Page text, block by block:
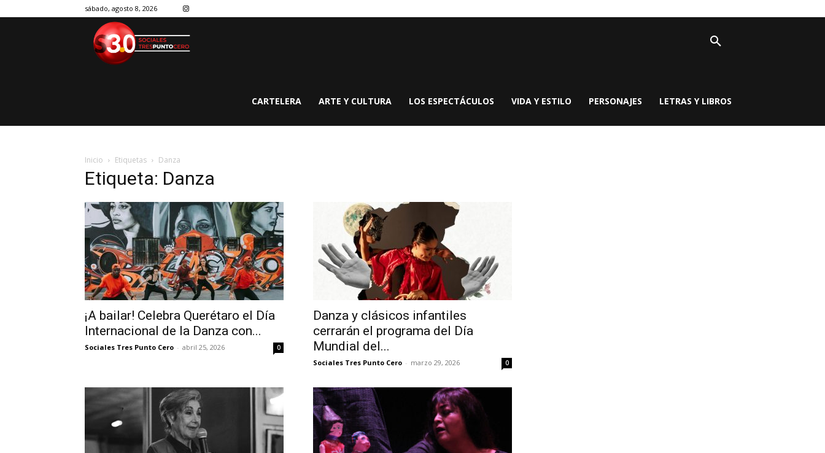
sábado, agosto 8, 2026
CARTELERA ARTE Y CULTURA LOS ESPECTÁCULOS VIDA Y ESTILO PERSONAJES LETRAS Y LIBROS
Inicio Etiquetas Danza
Etiqueta: Danza
¡A bailar! Celebra Querétaro el Día
Internacional de la Danza con...
Sociales Tres Punto Cero - abril 25, 2026 0
Danza y clásicos infantiles
cerrarán el programa del Día
Mundial del...
Sociales Tres Punto Cero - marzo 29, 2026 0